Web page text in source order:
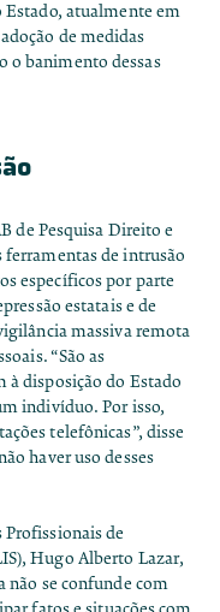
Estado, atualmente em
de medidas
o banimento dessas
de Pesquisa Direito e
ferramentas de intrusão
específicos por parte
estatais e de
massiva remota
“São as
à disposição do Estado
indivíduo. Por isso,
telefônicas”, disse
haver uso desses
de
Hugo Alberto Lazar,
não se confunde com